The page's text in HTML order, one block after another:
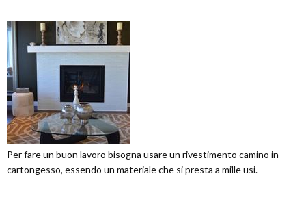
Per fare un buon lavoro bisogna usare un rivestimento camino in
cartongesso, essendo un materiale che si presta a mille usi.